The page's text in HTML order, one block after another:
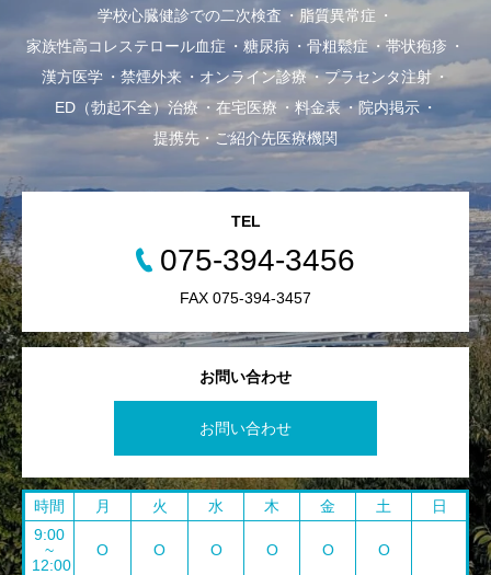
学校心臓健診での二次検査
脂質異常症
家族性高コレステロール血症
糖尿病 骨粗鬆症
帯状疱疹
漢方医学
禁煙外来 オンライン診療
プラセンタ注射
ED（勃起不全）治療
在宅医療 料金表
院内掲示
提携先・ご紹介先医療機関
お問い合わせ
お問い合わせ
TEL
075-394-3456
FAX 075-394-3457
時間 月 火 水 木 金 土
日
9:00
~
12:00
O O O O O O